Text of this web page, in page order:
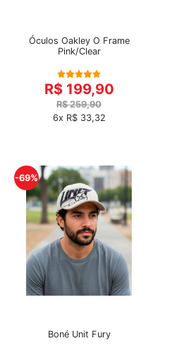
Óculos Oakley O Frame
Pink/Clear
R$ 199,90
R$ 259,90
6x R$ 33,32
-69%
Boné Unit Fury